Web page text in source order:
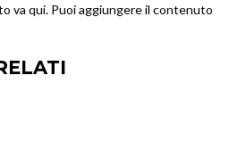
va qui. Puoi aggiungere il contenuto